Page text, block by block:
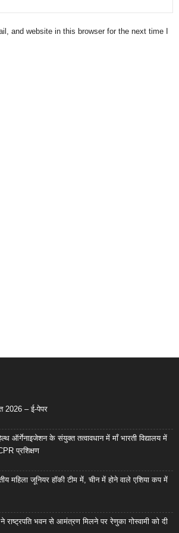
and website in this browser for the next time I
2026 – ई-पेपर
ऑर्गेनाइजेशन के संयुक्त तत्वावधान में माँ भारती विद्यालय में
प्रशिक्षण
महिला जूनियर हॉकी टीम में, चीन में होने वाले एशिया कप में
राष्ट्रपति भवन से आमंत्रण मिलने पर रेणुका गोस्वामी को दी